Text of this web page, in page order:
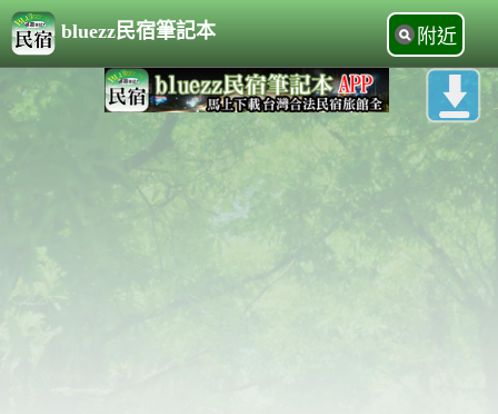
bluezz民宿筆記本 附近